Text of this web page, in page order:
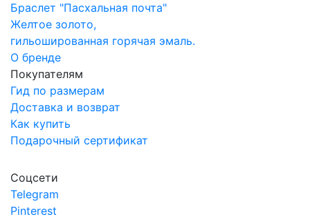
Браслет "Пасхальная почта"
Желтое золото,
гильошированная горячая эмаль.
О бренде
Покупателям
Гид по размерам
Доставка и возврат
Как купить
Подарочный сертификат
Соцсети
Telegram
Pinterest